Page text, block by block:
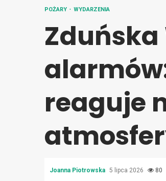
POŻARY WYDARZENIA
reaguje
Joanna Piotrowska 5 lipca 2026 80